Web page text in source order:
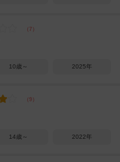
10歳～ 2025年
14歳～ 2022年